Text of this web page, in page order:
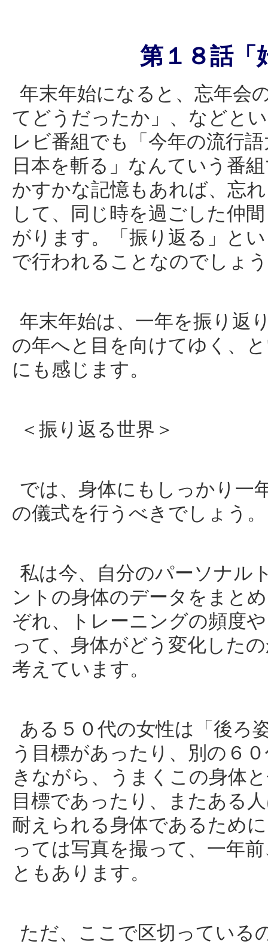
第１８話「
年末年始になると、忘年会
てどうだったか」、などと
レビ番組でも「今年の流行
日本を斬る」なんていう番
かすかな記憶もあれば、忘
して、同じ時を過ごした仲
がります。「振り返る」と
で行われることなのでしょ
年末年始は、一年を振り返
の年へと目を向けてゆく、
にも感じます。
＜振り返る世界＞
では、身体にもしっかり一
の儀式を行うべきでしょう。
私は今、自分のパーソナル
ントの身体のデータをまと
ぞれ、トレーニングの頻度
って、身体がどう変化した
考えています。
ある５０代の女性は「後ろ
う目標があったり、別の６
きながら、うまくこの身体
目標であったり、またある
耐えられる身体であるため
っては写真を撮って、一年
ともあります。
ただ、ここで区切っている